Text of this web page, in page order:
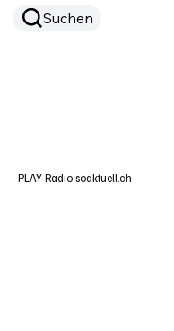
Suchen
PLAY Radio soaktuell.ch